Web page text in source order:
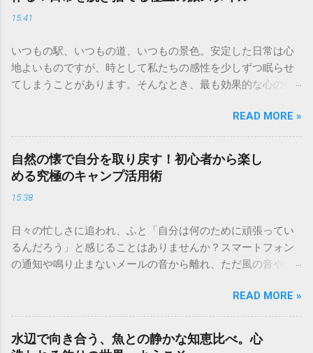
15:41
いつもの駅、いつもの道、いつもの景色。安定した日常は心
地よいものですが、時として私たちの感性を少しずつ眠らせ
てしまうことがあります。そんなとき、最も効果的な心の特
土地ならではのスパイスの香りに触れ、言葉の通じない相手
と笑顔で通じ合う。旅先で出会う未知の風景や文化は、私た
ちの凝り固まった価値観を心地よく解きほぐしてくれます。
移動の先に待っているのは、新しい景色だけではありませ
ん。日常の役割から解放され、純粋な好奇心を取り戻した
「新しい自分」との再会です。今回は、人生の質を高めるた
計画の段階から旅は始まっている。心躍る目的地選び 旅の最
大の楽しみは、実は出発前の「妄想」にあると言っても過言
ではありません。地図を広げ、ガイドブックをめくり、現地
が始まっている瞬間です。 目的地を選ぶ際のヒント 直感を信
じる： 雑誌で見かけた一枚の写真、映画の舞台、あるいは
「なんとなく気になる」という直感。論理的な理由よりも、
READ MORE »
自然の懐で自分を取り戻す！初心者から楽し
める究極のキャンプ活用術
15:38
日々の忙しさに追われ、ふと「自分は何のために頑張ってい
るんだろう」と感じることはありませんか？スマートフォン
の通知や鳴り止まないメールの音から離れ、ただ風の音や土
ャンプは単なるレジャーではなく、心身をリセットするため
の「自分回帰」の儀式。五感を研ぎ澄ませ、自然の一部にな
ることで、驚くほど心が軽くなるのを実感できるはずです。
今回は、初心者の方でも安心して始められる、人生を豊かに
READ MORE »
水辺で向き合う、魚との静かな知恵比べ。心